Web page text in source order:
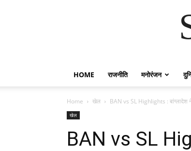
HOME राजनीति मनोरंजन
Home खेल BAN vs SL Highlights : बांग्लादेश
खेल
BAN vs SL